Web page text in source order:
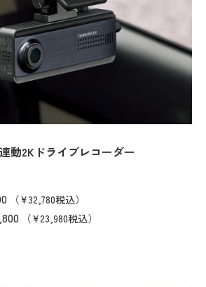
動2Kドライブレコーダー
（¥32,780税込）
（¥23,980税込）